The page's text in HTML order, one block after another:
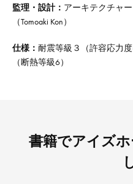
監理・設計： アーキテクチャ
（Tomoaki Kon）
仕様： 耐震等級３（許容応力
（断熱等級6）
書籍でアイズ